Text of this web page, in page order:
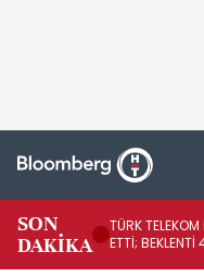
SON
DAKİKA
TÜRK
ETTİ; BEKLENTİ